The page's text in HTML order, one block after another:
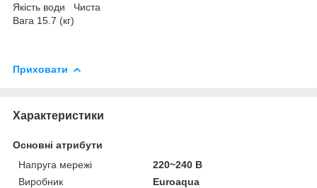
Якість води Чиста
Вага 15.7 (кг)
Приховати
Характеристики
Основні атрибути
Напруга мережі
220~240 В
Виробник
Euroaqua